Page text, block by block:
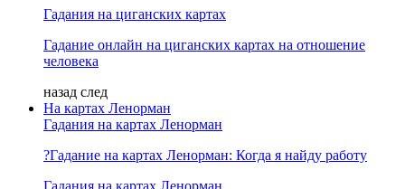
Гадания на циганских картах
Гадание онлайн на циганских картах на отношение
человека
назад след
На картах Ленорман
Гадания на картах Ленорман
?Гадание на картах Ленорман: Когда я найду работу
Гадания на картах Ленорман